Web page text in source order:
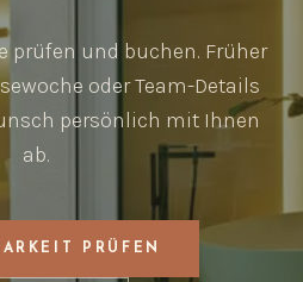
prüfen und buchen. Früher
oder Team-Details
persönlich mit Ihnen
ab.
PRÜFEN